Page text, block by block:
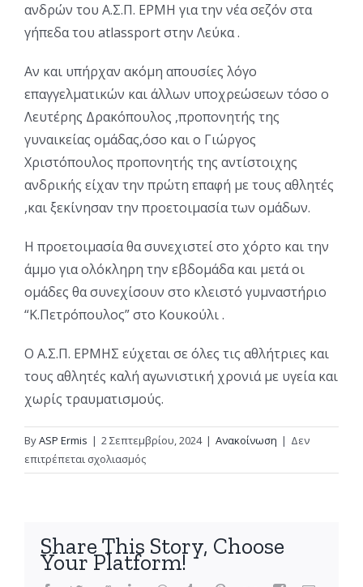
ανδρών του Α.Σ.Π. ΕΡΜΗ για την νέα σεζόν στα
γήπεδα του atlassport στην Λεύκα .
Αν και υπήρχαν ακόμη απουσίες λόγο
επαγγελματικών και άλλων υποχρεώσεων τόσο ο
Λευτέρης Δρακόπουλος ,προπονητής της
γυναικείας ομάδας,όσο και ο Γιώργος
Χριστόπουλος προπονητής της αντίστοιχης
ανδρικής είχαν την πρώτη επαφή με τους αθλητές
,και ξεκίνησαν την προετοιμασία των ομάδων.
Η προετοιμασία θα συνεχιστεί στο χόρτο και την
άμμο για ολόκληρη την εβδομάδα και μετά οι
ομάδες θα συνεχίσουν στο κλειστό γυμναστήριο
“Κ.Πετρόπουλος” στο Κουκούλι .
Ο Α.Σ.Π. ΕΡΜΗΣ εύχεται σε όλες τις αθλήτριες και
τους αθλητές καλή αγωνιστική χρονιά με υγεία και
χωρίς τραυματισμούς.
ByASP Ermis | 2 Σεπτεμβρίου, 2024 | Ανακοίνωση | Δεν
επιτρέπεται σχολιασμόςστο
Έναρξη
Α.Σ.Π.
Ερμή
Share This Story, Choose
Your Platform!